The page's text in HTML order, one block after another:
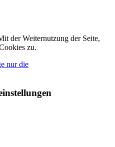
der Weiternutzung der Seite,
zu.
nur die